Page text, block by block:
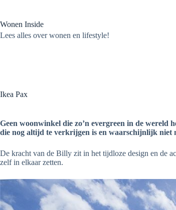
de
inhoud
Wonen Inside
Lees alles over wonen en lifestyle!
Ikea Pax
Geen woonwinkel die zo’n evergreen in de wereld
die nog altijd te verkrijgen is en waarschijnlijk niet
De kracht van de Billy zit in het tijdloze design en de
zelf in elkaar zetten.